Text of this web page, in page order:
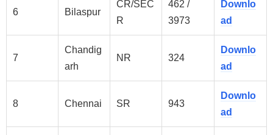
6 Bilaspur
CR/SEC
R
462 /
3973
Downlo
ad
7
Chandig
arh
NR 324
Downlo
ad
8 Chennai SR 943
Downlo
ad